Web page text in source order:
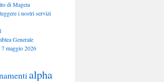
di Mageia
i nostri servizi
Generale
maggio 2026
alpha